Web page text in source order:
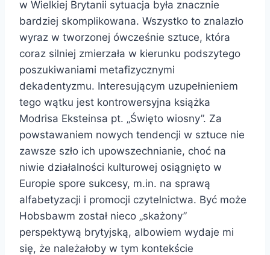
w Wielkiej Brytanii sytuacja była znacznie
bardziej skomplikowana. Wszystko to znalazło
wyraz w tworzonej ówcześnie sztuce, która
coraz silniej zmierzała w kierunku podszytego
poszukiwaniami metafizycznymi
dekadentyzmu. Interesującym uzupełnieniem
tego wątku jest kontrowersyjna książka
Modrisa Eksteinsa pt. „Święto wiosny”. Za
powstawaniem nowych tendencji w sztuce nie
zawsze szło ich upowszechnianie, choć na
niwie działalności kulturowej osiągnięto w
Europie spore sukcesy, m.in. na sprawą
alfabetyzacji i promocji czytelnictwa. Być może
Hobsbawm został nieco „skażony”
perspektywą brytyjską, albowiem wydaje mi
się, że należałoby w tym kontekście